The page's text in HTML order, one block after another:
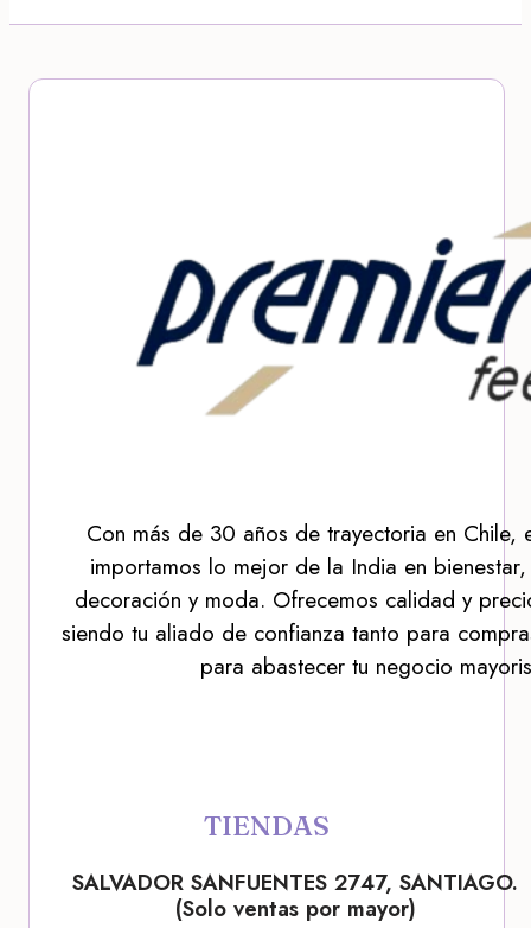
Con más de 30 años de trayectoria en Chile,
importamos lo mejor de la India en
decoración y moda. Ofrecemos calidad y
siendo tu aliado de confianza tanto para
para abastecer tu negocio
TIENDAS
SALVADOR SANFUENTES 2747, SANTIAGO.
(Solo ventas por mayor)